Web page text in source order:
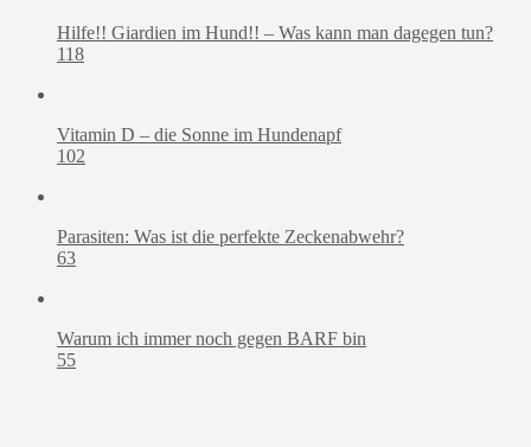
Hilfe!! Giardien im Hund!! – Was kann man dagegen tun?
118
Vitamin D – die Sonne im Hundenapf
102
Parasiten: Was ist die perfekte Zeckenabwehr?
63
Warum ich immer noch gegen BARF bin
55